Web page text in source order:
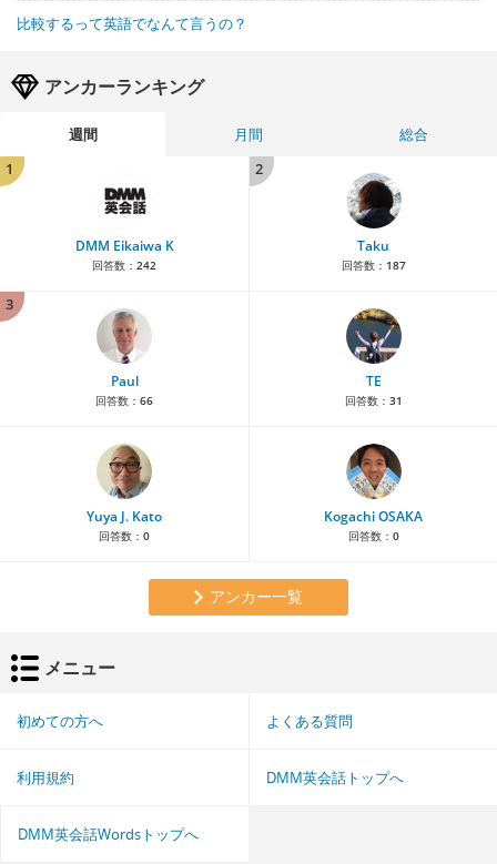
比較するって英語でなんて言うの？
アンカーランキング
週間 月間
総合
1
DMM Eikaiwa K
回答数： 242
2
Taku
回答数： 187
3
Paul
回答数： 66
TE
回答数： 31
Yuya J. Kato
回答数： 0
Kogachi OSAKA
回答数： 0
アンカー一覧
メニュー
初めての方へ よくある質問
利用規約 DMM英会話トップへ
DMM英会話Wordsトップへ